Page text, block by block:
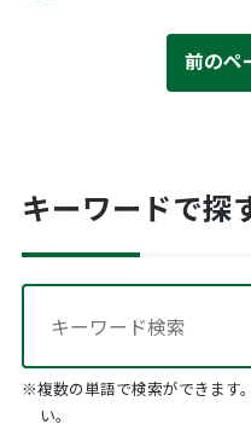
前のペ
キーワードで探
※複数の単語で検索ができます
い。